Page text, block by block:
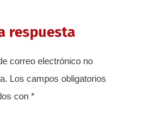
respuesta
correo electrónico no
Los campos obligatorios
con *